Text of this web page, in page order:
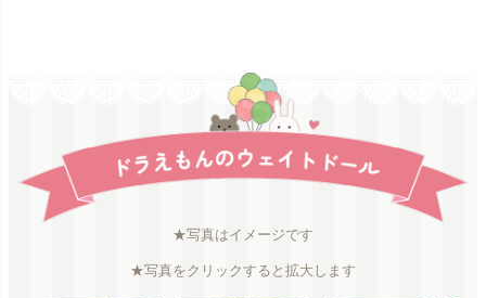
★写真はイメージです
★写真をクリックすると拡大します